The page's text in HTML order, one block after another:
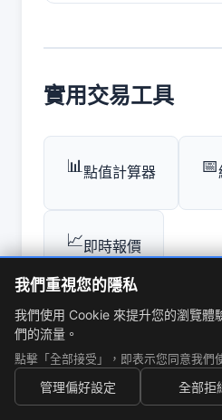
實用交易工具
📊 點值計算器 📅
📈即時報價
💬 加入討論
我們重視您的隱私
我們使用 Cookie 來提升您的瀏覽體
們的流量。
點擊「全部接受」，即表示您同意我們
管理偏好設定 全部拒